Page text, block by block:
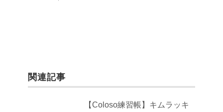
関連記事
【Coloso練習帳】キムラッキ